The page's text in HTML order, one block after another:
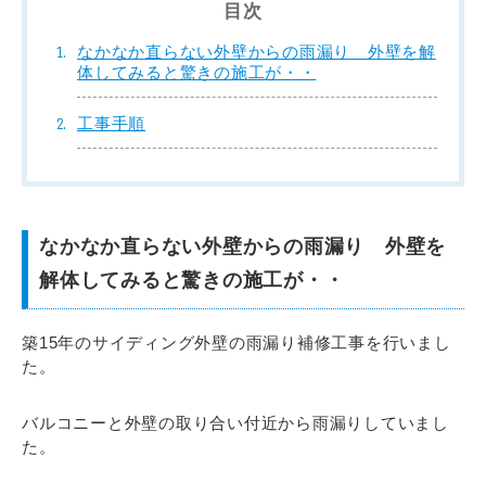
目次
なかなか直らない外壁からの雨漏り 外壁を解
体してみると驚きの施工が・・
工事手順
なかなか直らない外壁からの雨漏り 外壁を
解体してみると驚きの施工が・・
築15年のサイディング外壁の雨漏り補修工事を行いまし
た。
バルコニーと外壁の取り合い付近から雨漏りしていまし
た。